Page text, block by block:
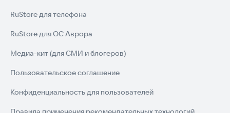
RuStore для телефона
RuStore для ОС Аврора
Медиа-кит (для СМИ и блогеров)
Пользовательское соглашение
Конфиденциальность для пользователей